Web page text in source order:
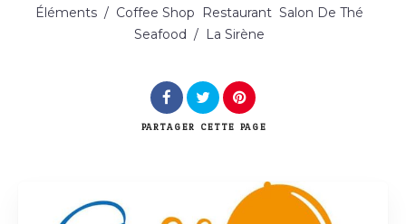
Catégorie
Rechercher
Éléments / Coffee Shop Restaurant Salon De Thé
Seafood / La Sirène
PARTAGER CETTE PAGE